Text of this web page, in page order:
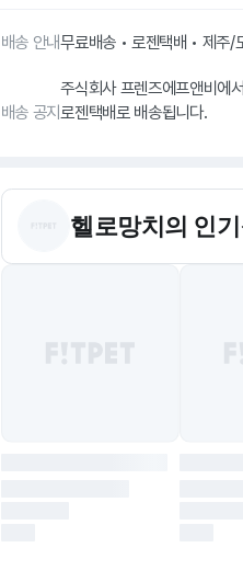
배송 안내무료배송 • 로젠택배 • 제주/
주식회사 프렌즈에프앤비에
배송 공지로젠택배로 배송됩니다.
헬로망치 의 인